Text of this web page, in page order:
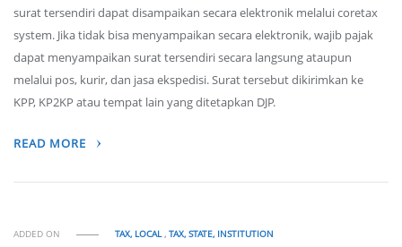
surat tersendiri dapat disampaikan secara elektronik melalui coretax
system. Jika tidak bisa menyampaikan secara elektronik, wajib pajak
dapat menyampaikan surat tersendiri secara langsung ataupun
melalui pos, kurir, dan jasa ekspedisi. Surat tersebut dikirimkan ke
KPP, KP2KP atau tempat lain yang ditetapkan DJP.
READ MORE
ADDED ON TAX, LOCAL,TAX, STATE, INSTITUTION